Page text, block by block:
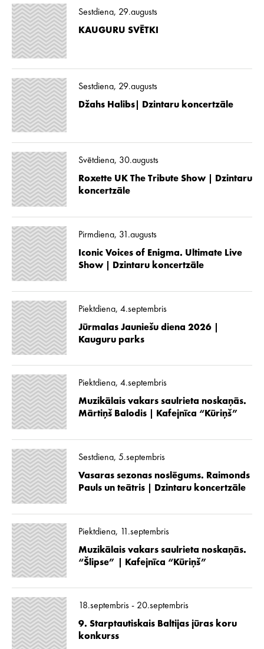
Sestdiena, 29.augusts
KAUGURU SVĒTKI
Sestdiena, 29.augusts
Džahs Halibs| Dzintaru koncertzāle
Svētdiena, 30.augusts
Roxette UK The Tribute Show | Dzintaru
koncertzāle
Pirmdiena, 31.augusts
Iconic Voices of Enigma. Ultimate Live
Show | Dzintaru koncertzāle
Piektdiena, 4.septembris
Jūrmalas Jauniešu diena 2026 |
Kauguru parks
Piektdiena, 4.septembris
Muzikālais vakars saulrieta noskaņās.
Mārtiņš Balodis | Kafejnīca “Kūriņš”
Sestdiena, 5.septembris
Vasaras sezonas noslēgums. Raimonds
Pauls un teātris | Dzintaru koncertzāle
Piektdiena, 11.septembris
Muzikālais vakars saulrieta noskaņās.
“Šlipse” | Kafejnīca “Kūriņš”
18.septembris - 20.septembris
9. Starptautiskais Baltijas jūras koru
konkurss